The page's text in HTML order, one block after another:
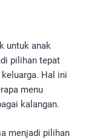
untuk anak
pilihan tepat
Hal ini
menu
kalangan.
menjadi pilihan